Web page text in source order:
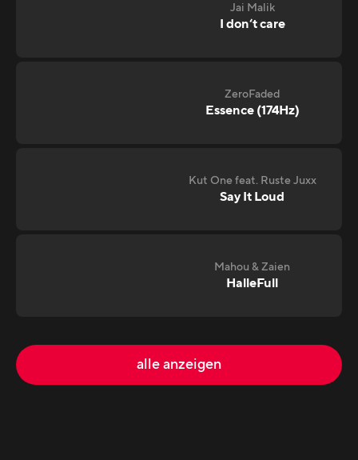
Jai Malik
I don‘t care
ZeroFaded
Essence (174Hz)
Kut One feat. Ruste Juxx
Say It Loud
Mahou & Zaien
HalleFull
alle anzeigen